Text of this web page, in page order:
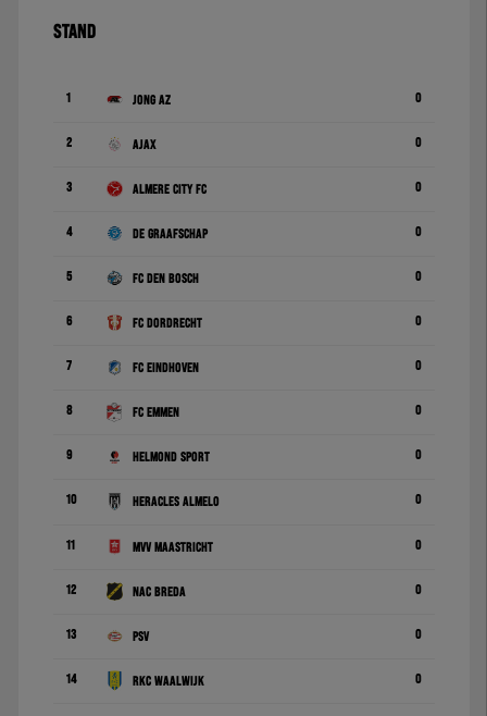
STAND
1 Jong AZ 0
2 Ajax 0
3 Almere City FC 0
4 De Graafschap 0
5 FC Den Bosch 0
6 FC Dordrecht 0
7 FC Eindhoven 0
8 FC Emmen 0
9 Helmond Sport 0
10 Heracles Almelo 0
11 MVV Maastricht 0
12 NAC Breda 0
13 PSV 0
14 RKC Waalwijk 0